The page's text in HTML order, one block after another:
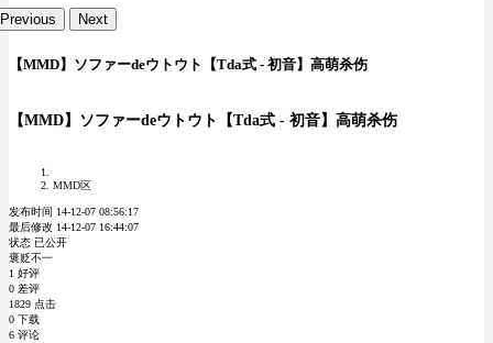
Previous Next
【MMD】ソファーdeウトウト【Tda式 - 初音】高萌杀伤
【MMD】ソファーdeウトウト【Tda式 - 初音】高萌杀伤
MMD区
发布时间 14-12-07 08:56:17
最后修改 14-12-07 16:44:07
状态 已公开
褒贬不一
1 好评
0 差评
1829 点击
0 下载
6 评论